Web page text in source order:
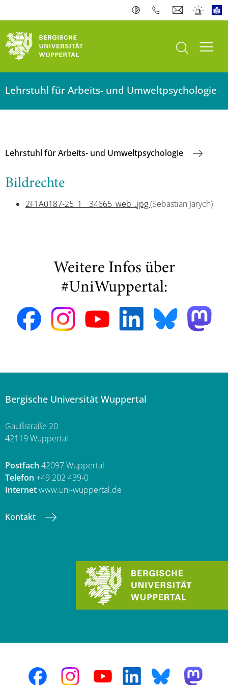
Suche öffnen
Lehrstuhl für Arbeits- und Umweltpsychologie
Lehrstuhl für Arbeits- und Umweltpsychologie
Bildrechte
2F1A0187-25_1__34665_web_.jpg(Sebastian Jarych)
Weitere Infos über
#UniWuppertal:
Bergische Universität Wuppertal
Gaußstraße 20
42119 Wuppertal
Postfach 42097 Wuppertal
Telefon +49 202 439-0
Internetwww.uni-wuppertal.de
Kontakt